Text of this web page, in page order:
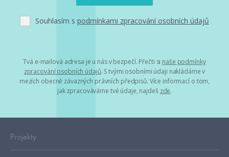
Souhlasím s podmínkami zpracování osobních údajů
Tvá e-mailová adresa je u nás v bezpečí. Přečti si naše podmínky
zpracování osobních údajů. S tvými osobními údaji nakládáme v
mezích obecně závazných právních předpisů. Více informací o tom,
jak zpracováváme tvé údaje, najdeš zde.
Projekty